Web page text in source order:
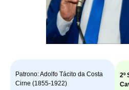
Patrono: Adolfo Tácito da Costa
Cirne (1855-1922)
2º